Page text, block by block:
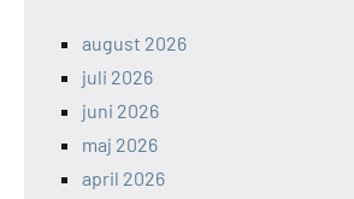
august 2026
juli 2026
juni 2026
maj 2026
april 2026